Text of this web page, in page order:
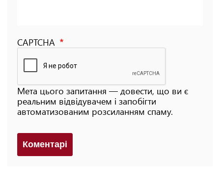
CAPTCHA
Мета цього запитання — довести, що ви є
реальним відвідувачем і запобігти
автоматизованим розсиланням спаму.
Коментарi